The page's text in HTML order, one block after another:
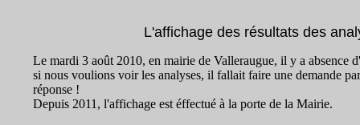
L'affichage des résultats des
Le mardi 3 août 2010, en mairie de Valleraugue, il y a absence
si nous voulions voir les analyses, il fallait faire une demande
réponse !
Depuis 2011, l'affichage est éffectué à la porte de la Mairie.